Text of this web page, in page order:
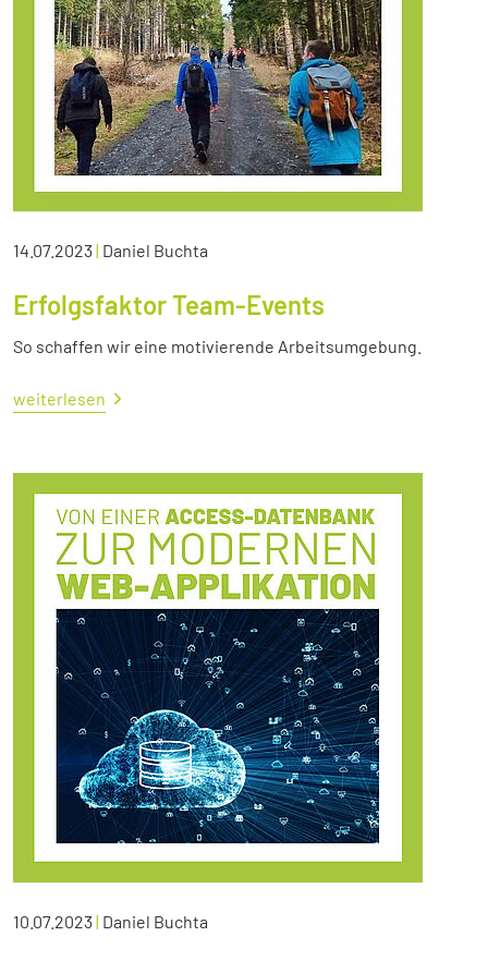
14.07.2023| Daniel Buchta
Erfolgsfaktor Team-Events
So schaffen wir eine motivierende Arbeitsumgebung.
weiterlesen
10.07.2023| Daniel Buchta